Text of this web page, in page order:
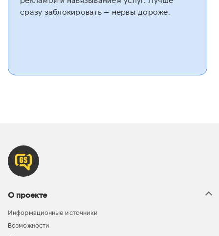
сразу заблокировать — нервы дороже.
О проекте
Информационные источники
Возможности